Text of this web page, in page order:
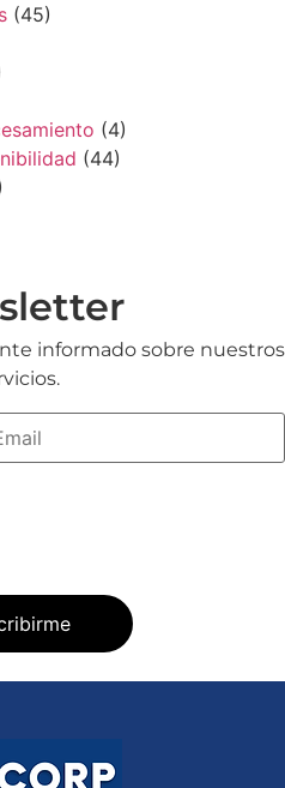
(45)
(4)
(44)
informado sobre nuestros